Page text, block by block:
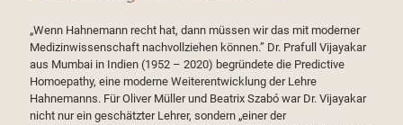
„Wenn Hahnemann recht hat, dann müssen wir das mit moderner
Medizinwissenschaft nachvollziehen können.” Dr. Prafull Vijayakar
aus Mumbai in Indien (1952 – 2020) begründete die Predictive
Homoepathy, eine moderne Weiterentwicklung der Lehre
Hahnemanns. Für Oliver Müller und Beatrix Szabó war Dr. Vijayakar
nicht nur ein geschätzter Lehrer, sondern „einer der